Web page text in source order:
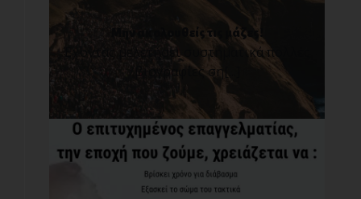
Μην ακολουθείς τις μάζες!
Έχοντας μελετήσει συστηματικά πολλές
βιογραφίες ση[...]